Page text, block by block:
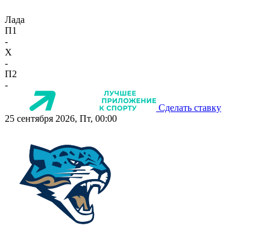
Лада
П1
-
X
-
П2
-
Сделать ставку
25 сентября 2026, Пт, 00:00